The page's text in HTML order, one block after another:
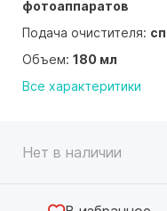
фотоаппаратов
Подача очистителя:
Объем: 180 мл
Все характеритики
Нет в наличии